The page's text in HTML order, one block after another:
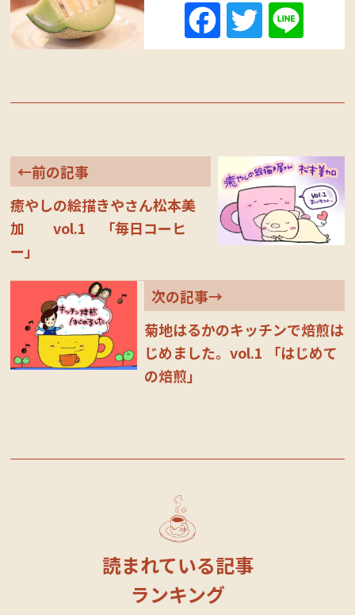
Fa
ce
T
wi ne
←前の記事
癒やしの絵描きやさん松本美
加 vol.1 「毎日コーヒ
ー」
次の記事→
菊地はるかのキッチンで焙煎は
じめました。vol.1 「はじめて
の焙煎」
読まれている記事
ランキング